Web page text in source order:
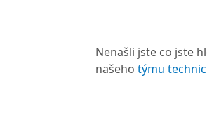
Nenašli jste co jste
našeho týmu